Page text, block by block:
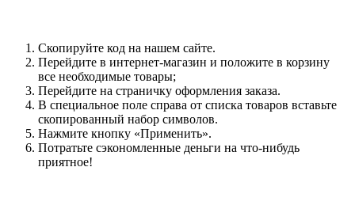
Скопируйте код на нашем сайте.
Перейдите в интернет-магазин и положите в корзину
все необходимые товары;
Перейдите на страничку оформления заказа.
В специальное поле справа от списка товаров вставьте
скопированный набор символов.
Нажмите кнопку «Применить».
Потратьте сэкономленные деньги на что-нибудь
приятное!